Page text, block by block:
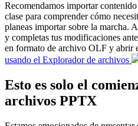
Recomendamos importar
clase para comprender cómo
planeas importar sobre la marcha.
y completas tus modificaciones
en formato de archivo OLF y abrir
usando el Explorador de archivos
Esto es solo el
archivos PPTX